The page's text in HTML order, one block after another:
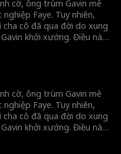
cờ, ông trùm Gavin mê
Faye. Tuy nhiên,
cha cô đã qua đời do xung
khởi xướng. Điều này
đẩy anh ra xa, cô dần
cờ, ông trùm Gavin mê
Faye. Tuy nhiên,
cha cô đã qua đời do xung
khởi xướng. Điều này